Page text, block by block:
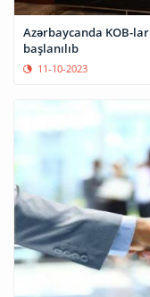
Azərbaycanda KOB-
başlanılıb
11-10-2023